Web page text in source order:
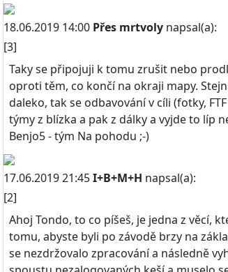
18.06.2019 14:00 Přes mrtvoly napsal(a):
[3]
Taky se připojuji k tomu zrušit nebo
oproti těm, co končí na okraji mapy.
daleko, tak se odbavování v cíli (fotky,
týmy z blízka a pak z dálky a vyjde to líp
Benjo5 - tým Na pohodu ;-)
17.06.2019 21:45I+B+M+H napsal(a):
[2]
Ahoj Tondo, to co píšeš, je jedna z věcí,
tomu, abyste byli po závodě brzy na
se nezdržovalo zpracování a následně